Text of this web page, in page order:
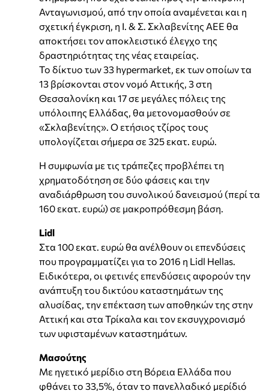
Ανταγωνισμού, από την οποία αναμένεται και η
σχετική έγκριση, η Ι. & Σ. Σκλαβενίτης ΑΕΕ θα
αποκτήσει τον αποκλειστικό έλεγχο της
δραστηριότητας της νέας εταιρείας.
Το δίκτυο των 33 hypermarket, εκ των οποίων τα
13 βρίσκονται στον νομό Αττικής, 3 στη
Θεσσαλονίκη και 17 σε μεγάλες πόλεις της
υπόλοιπης Ελλάδας, θα μετονομασθούν σε
«Σκλαβενίτης». Ο ετήσιος τζίρος τους
υπολογίζεται σήμερα σε 325 εκατ. ευρώ.
Η συμφωνία με τις τράπεζες προβλέπει τη
χρηματοδότηση σε δύο φάσεις και την
αναδιάρθρωση του συνολικού δανεισμού (περί τα
160 εκατ. ευρώ) σε μακροπρόθεσμη βάση.
Lidl
Στα 100 εκατ. ευρώ θα ανέλθουν οι επενδύσεις
που προγραμματίζει για το 2016 η Lidl Hellas.
Ειδικότερα, οι φετινές επενδύσεις αφορούν την
ανάπτυξη του δικτύου καταστημάτων της
αλυσίδας, την επέκταση των αποθηκών της στην
Αττική και στα Τρίκαλα και τον εκσυγχρονισμό
των υφισταμένων καταστημάτων.
Μασούτης
Με ηγετικό μερίδιο στη Βόρεια Ελλάδα που
φθάνει το 33,5%, όταν το πανελλαδικό μερίδιό